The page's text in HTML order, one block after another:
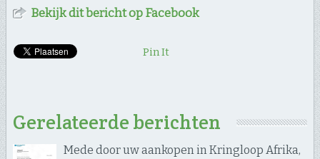
Bekijk dit bericht op Facebook
Pin It
Gerelateerde berichten
Mede door uw aankopen in Kringloop Afrika,